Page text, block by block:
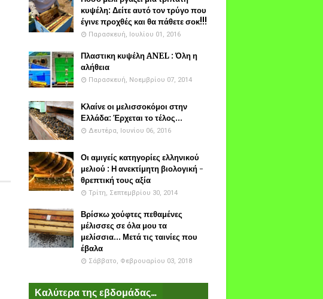
κυψέλη: Δείτε αυτό τον τρύγο που
έγινε προχθές και θα πάθετε σοκ!!!
Παρασκευή, Ιουλίου 01, 2016
Πλαστικη κυψέλη ANEL : Όλη η
αλήθεια
Παρασκευή, Νοεμβρίου 07, 2014
Κλαίνε οι μελισσοκόμοι στην
Ελλάδα: Έρχεται το τέλος...
Δευτέρα, Ιουνίου 06, 2016
Οι αμιγείς κατηγορίες ελληνικού
μελιού : Η ανεκτίμητη βιολογική -
θρεπτική τους αξία
Τρίτη, Σεπτεμβρίου 30, 2014
Βρίσκω χούφτες πεθαμένες
μέλισσες σε όλα μου τα
μελίσσια... Μετά τις ταινίες που
έβαλα
Σάββατο, Φεβρουαρίου 03, 2018
Καλύτερα της εβδομάδας...